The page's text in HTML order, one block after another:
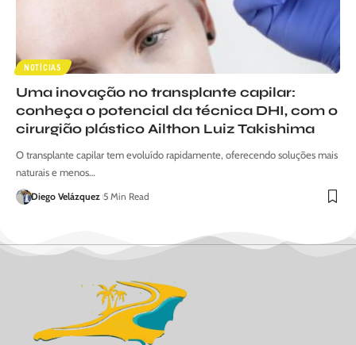
NOTÍCIAS
Uma inovação no transplante capilar:
conheça o potencial da técnica DHI, com o
cirurgião plástico Ailthon Luiz Takishima
O transplante capilar tem evoluído rapidamente, oferecendo soluções mais
naturais e menos…
Diego Velázquez 5 Min Read